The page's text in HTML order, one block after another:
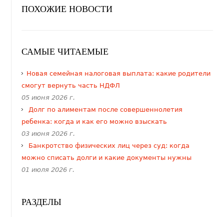
ПОХОЖИЕ НОВОСТИ
САМЫЕ ЧИТАЕМЫЕ
​Новая семейная налоговая выплата: какие родители
смогут вернуть часть НДФЛ
05 июня 2026 г.
Долг по алиментам после совершеннолетия
ребенка: когда и как его можно взыскать
03 июня 2026 г.
Банкротство физических лиц через суд: когда
можно списать долги и какие документы нужны
01 июля 2026 г.
РАЗДЕЛЫ